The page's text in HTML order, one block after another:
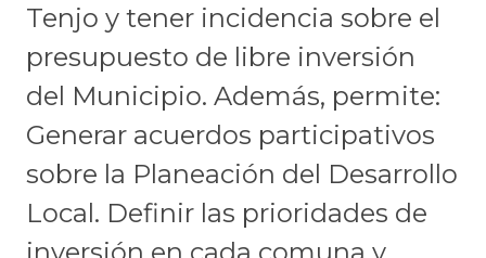
Tenjo y tener incidencia sobre el
presupuesto de libre inversión
del Municipio. Además, permite:
Generar acuerdos participativos
sobre la Planeación del Desarrollo
Local. Definir las prioridades de